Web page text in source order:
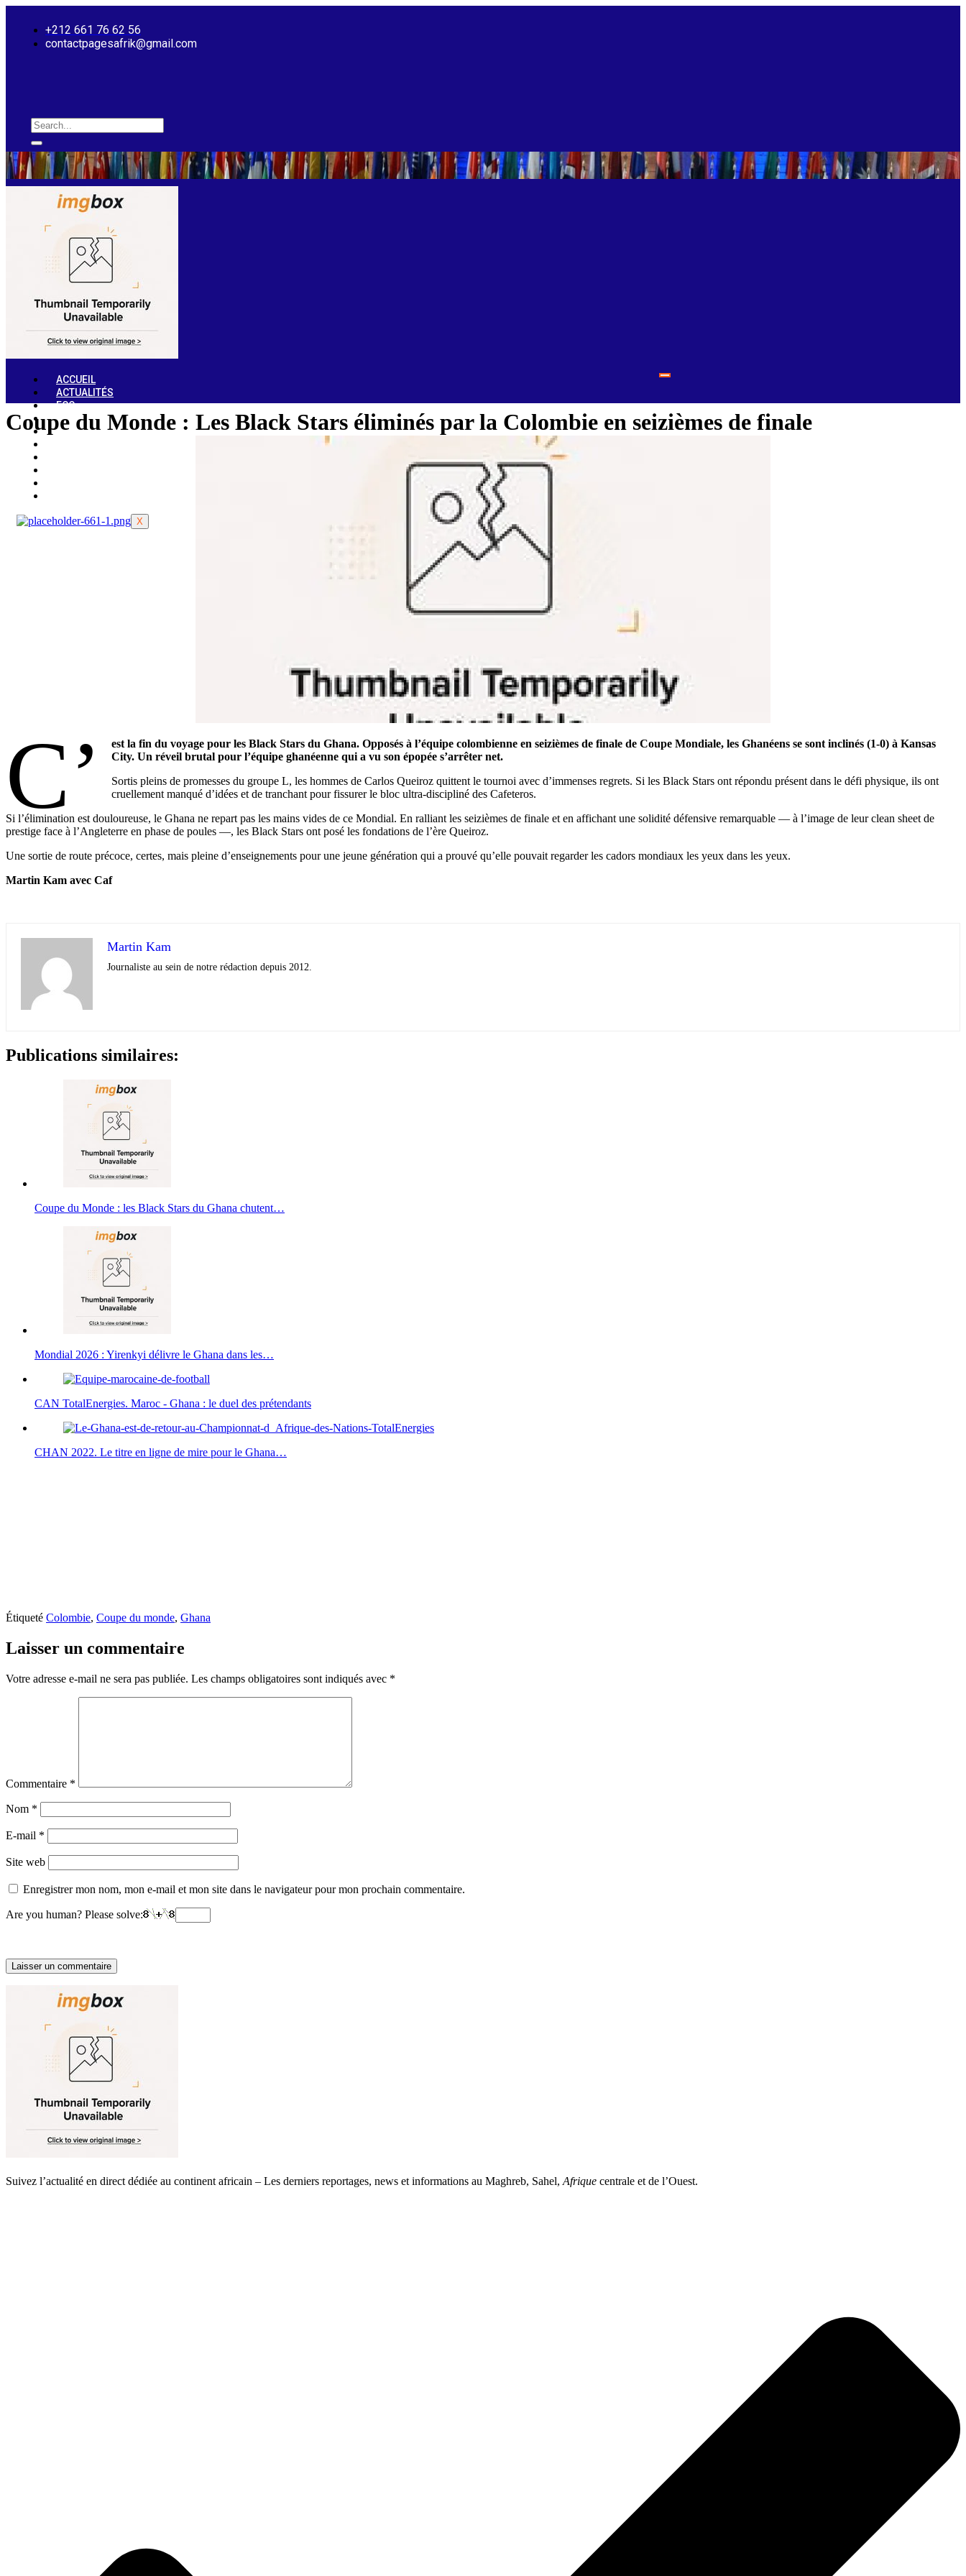
+212 661 76 62 56
contactpagesafrik@gmail.com
ACCUEIL
ACTUALITÉS
ECO
POLITIK
CULTURE
X
Coupe du Monde : Les Black Stars éliminés par la Colombie en seizièmes de finale
C’
est la fin du voyage pour les Black Stars du Ghana. Opposés à l’équipe colombienne en seizièmes de finale de Coupe Mondiale, les Ghanéens se sont inclinés (1-0) à Kansas
City. Un réveil brutal pour l’équipe ghanéenne qui a vu son épopée s’arrêter net.
Sortis pleins de promesses du groupe L, les hommes de Carlos Queiroz quittent le tournoi avec d’immenses regrets. Si les Black Stars ont répondu présent dans le défi physique, ils ont
cruellement manqué d’idées et de tranchant pour fissurer le bloc ultra-discipliné des Cafeteros.
Si l’élimination est douloureuse, le Ghana ne repart pas les mains vides de ce Mondial. En ralliant les seizièmes de finale et en affichant une solidité défensive remarquable — à l’image de leur clean sheet de
prestige face à l’Angleterre en phase de poules —, les Black Stars ont posé les fondations de l’ère Queiroz.
Une sortie de route précoce, certes, mais pleine d’enseignements pour une jeune génération qui a prouvé qu’elle pouvait regarder les cadors mondiaux les yeux dans les yeux.
Martin Kam avec Caf
Martin Kam
Journaliste au sein de notre rédaction depuis 2012.
Publications similaires:
Coupe du Monde : les Black Stars du Ghana chutent…
Mondial 2026 : Yirenkyi délivre le Ghana dans les…
CAN TotalEnergies. Maroc - Ghana : le duel des prétendants
CHAN 2022. Le titre en ligne de mire pour le Ghana…
Étiqueté Colombie, Coupe du monde, Ghana
Laisser un commentaire
Votre adresse e-mail ne sera pas publiée. Les champs obligatoires sont indiqués avec *
Commentaire *
Nom *
E-mail *
Site web
Enregistrer mon nom, mon e-mail et mon site dans le navigateur pour mon prochain commentaire.
Are you human? Please solve:
Suivez l’actualité en direct dédiée au continent africain – Les derniers reportages, news et informations au Maghreb, Sahel, Afrique centrale et de l’Ouest.